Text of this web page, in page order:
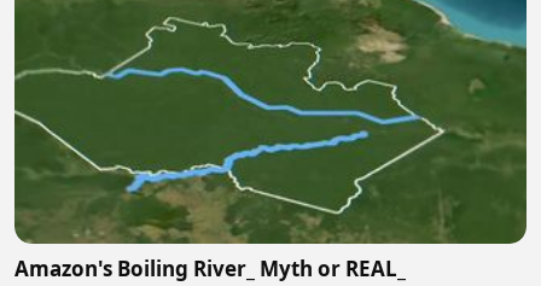
Amazon's Boiling River_ Myth or REAL_